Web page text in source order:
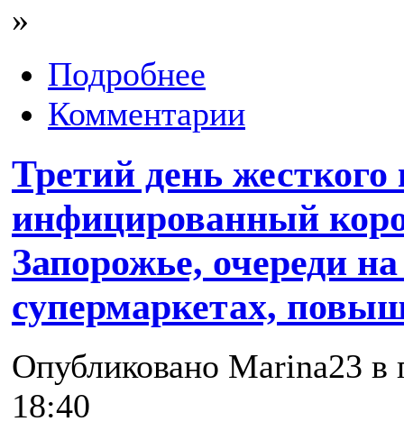
»
Подробнее
Комментарии
Третий день
инфицированный
Запорожье, очереди
супермаркетах,
Опубликовано Marina23 в
18:40